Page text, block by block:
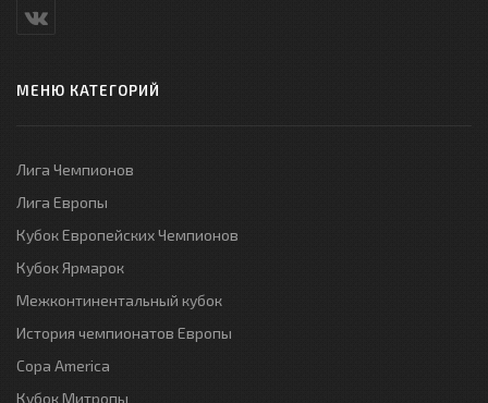
МЕНЮ КАТЕГОРИЙ
Лига Чемпионов
Лига Европы
Кубок Европейских Чемпионов
Кубок Ярмарок
Межконтинентальный кубок
История чемпионатов Европы
Copa America
Кубок Митропы